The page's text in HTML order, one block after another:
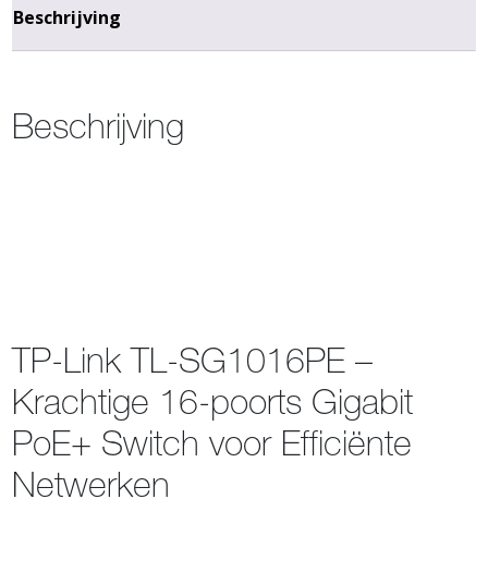
Beschrijving
Beschrijving
TP-Link TL-SG1016PE –
Krachtige 16-poorts Gigabit
PoE+ Switch voor Efficiënte
Netwerken